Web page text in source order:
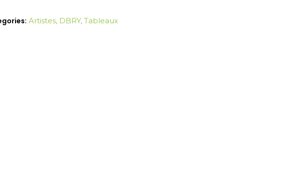
Artistes, DBRY, Tableaux